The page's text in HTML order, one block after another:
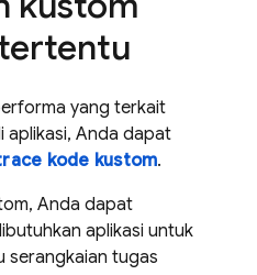
yang terkait
Anda dapat
kode kustom.
Anda dapat
aplikasi untuk
serangkaian tugas